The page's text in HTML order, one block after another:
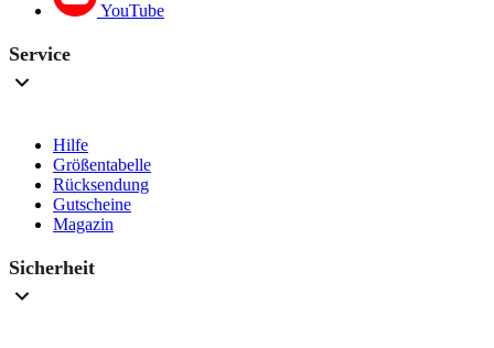
YouTube
Service
Hilfe
Größentabelle
Rücksendung
Gutscheine
Magazin
Sicherheit